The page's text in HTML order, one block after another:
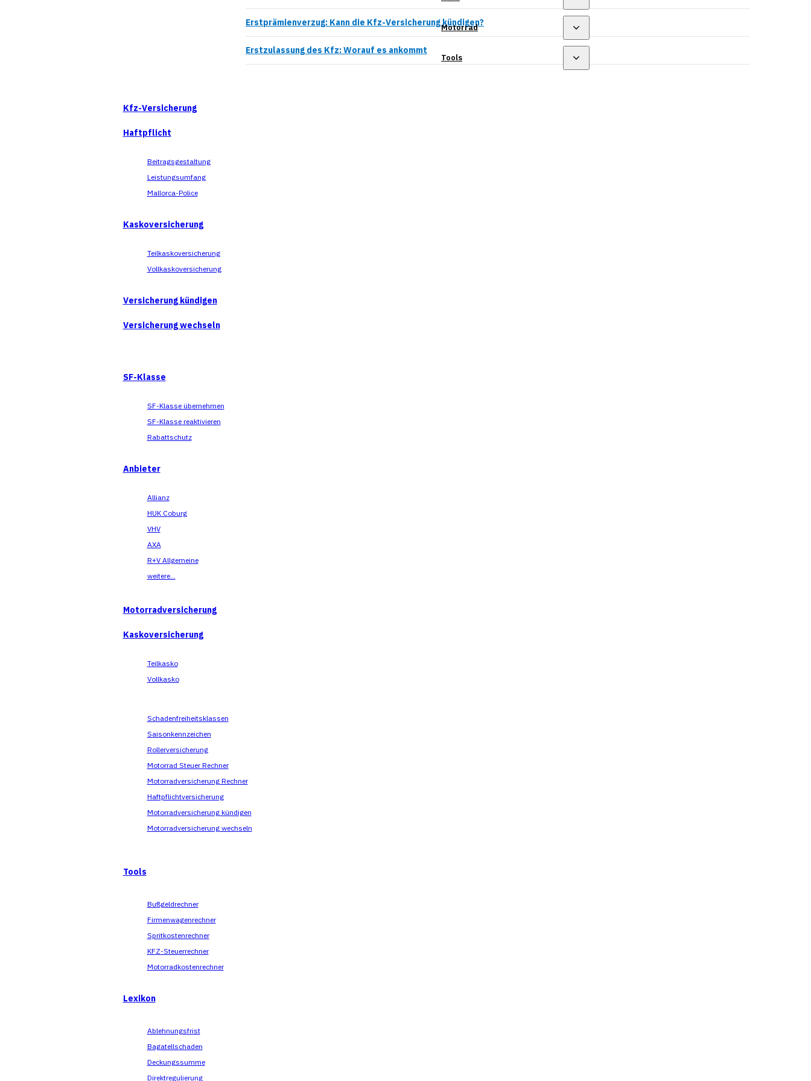
Motorrad
Tools
Erstprämienverzug: Kann die Kfz-Versicherung kündigen?
Erstzulassung des Kfz: Worauf es ankommt
Kfz-Versicherung
Haftpflicht
Beitragsgestaltung
Leistungsumfang
Mallorca-Police
Kaskoversicherung
Teilkaskoversicherung
Vollkaskoversicherung
Versicherung kündigen
Versicherung wechseln
SF-Klasse
SF-Klasse übernehmen
SF-Klasse reaktivieren
Rabattschutz
Anbieter
Allianz
HUK Coburg
VHV
AXA
R+V Allgemeine
weitere...
Motorradversicherung
Kaskoversicherung
Teilkasko
Vollkasko
Schadenfreiheitsklassen
Saisonkennzeichen
Rollerversicherung
Motorrad Steuer Rechner
Motorradversicherung Rechner
Haftpflichtversicherung
Motorradversicherung kündigen
Motorradversicherung wechseln
Tools
Bußgeldrechner
Firmenwagenrechner
Spritkostenrechner
KFZ-Steuerrechner
Motorradkostenrechner
Lexikon
Ablehnungsfrist
Bagatellschaden
Deckungssumme
Direktregulierung